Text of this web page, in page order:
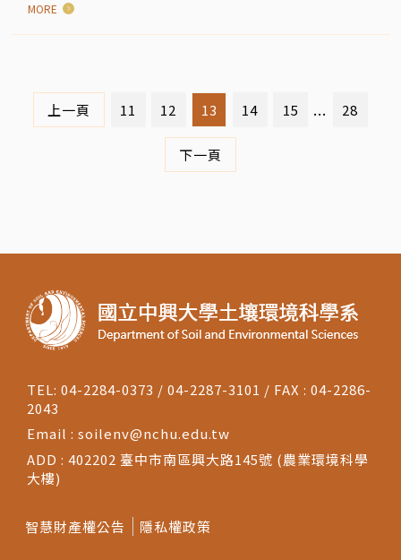
MORE
上一頁 11 12 13 14 15 ... 28
下一頁
TEL: 04-2284-0373 / 04-2287-3101 / FAX : 04-2286-
2043
Email : soilenv@nchu.edu.tw
ADD : 402202 臺中市南區興大路145號 (農業環境科學
大樓)
智慧財產權公告 隱私權政策